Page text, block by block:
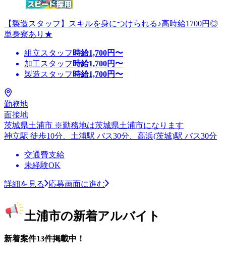
【製造スタッフ】スキルを身につけられる♪高時給1700円◎
単身寮あり★
組立スタッフ 時給1,700円〜
加工スタッフ 時給1,700円〜
製造スタッフ 時給1,700円〜
勤務地
面接地
茨城県土浦市 ※勤務地は茨城県土浦市になります
神立駅 徒歩10分、土浦駅 バス30分、高浜(茨城)駅 バス30分
交通費支給
未経験OK
詳細を見る 応募画面に進む
土浦市の新着アルバイト
新着案件13件掲載中！